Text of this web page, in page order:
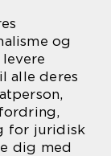
og
alle deres
for juridisk
dig med